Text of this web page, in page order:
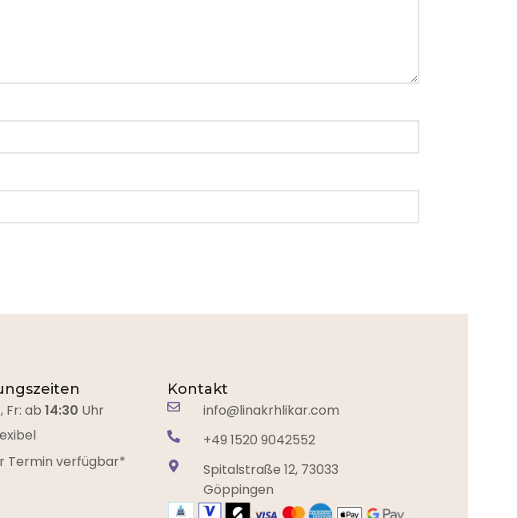
Fr: ab 14:30 Uhr
Termin verfügbar*
Kontakt
info@linakrhlikar.com
+49 1520 9042552‬
Spitalstraße 12, 73033
Göppingen